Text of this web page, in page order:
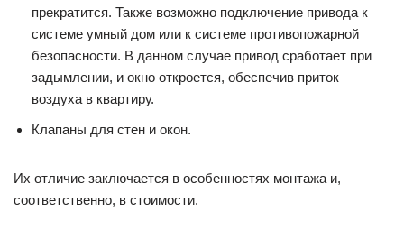
прекратится. Также возможно подключение привода к
системе умный дом или к системе противопожарной
безопасности. В данном случае привод сработает при
задымлении, и окно откроется, обеспечив приток
воздуха в квартиру.
Клапаны для стен и окон.
Их отличие заключается в особенностях монтажа и,
соответственно, в стоимости.